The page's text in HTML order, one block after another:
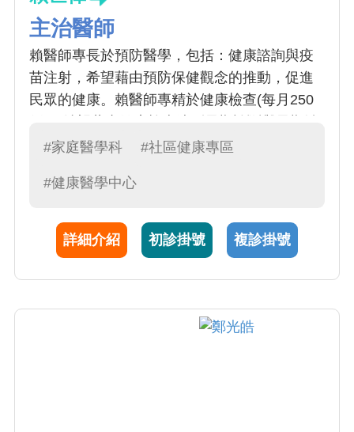
主治醫師
賴醫師專長於預防醫學，包括：健康諮詢與疫
苗注射，希望藉由預防保健觀念的推動，促進
民眾的健康。賴醫師專精於健康檢查(每月250
療的目的。
#家庭醫學科 #社區健康專區
#健康醫學中心
詳細介紹 初診掛號 複診掛號